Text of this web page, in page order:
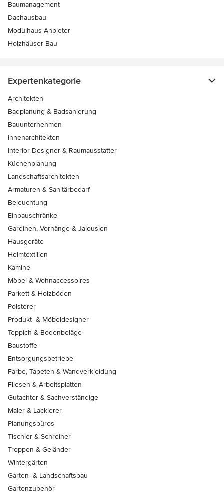
Baumanagement
Dachausbau
Modulhaus-Anbieter
Holzhäuser-Bau
Expertenkategorie
Architekten
Badplanung & Badsanierung
Bauunternehmen
Innenarchitekten
Interior Designer & Raumausstatter
Küchenplanung
Landschaftsarchitekten
Armaturen & Sanitärbedarf
Beleuchtung
Einbauschränke
Gardinen, Vorhänge & Jalousien
Hausgeräte
Heimtextilien
Kamine
Möbel & Wohnaccessoires
Parkett & Holzböden
Polsterer
Produkt- & Möbeldesigner
Teppich & Bodenbeläge
Baustoffe
Entsorgungsbetriebe
Farbe, Tapeten & Wandverkleidung
Fliesen & Arbeitsplatten
Gutachter & Sachverständige
Maler & Lackierer
Planungsbüros
Tischler & Schreiner
Treppen & Geländer
Wintergärten
Garten- & Landschaftsbau
Gartenzubehör